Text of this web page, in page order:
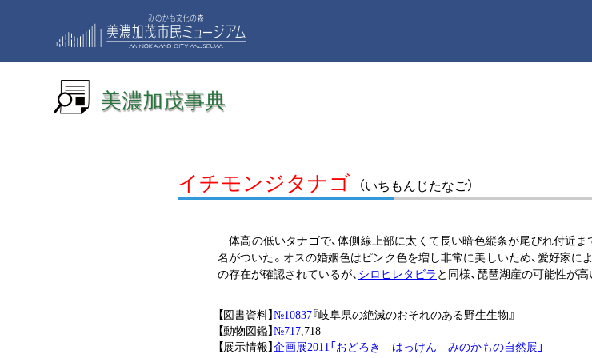
美濃加茂事典
イチモンジタナゴ （いちもんじたなご）
体高の低いタナゴで、体側線上部に太くて長い暗色縦条が尾びれ付近
名がついた。オスの婚姻色はピンク色を増し非常に美しいため、愛好家に
の存在が確認されているが、 シロヒレタビラ と同様、琵琶湖産の可能性が高
【図書資料】№10837『岐阜県の絶滅のおそれのある野生生物』
【動物図鑑】№717,718
【展示情報】企画展2011「おどろき はっけん みのかもの自然展」